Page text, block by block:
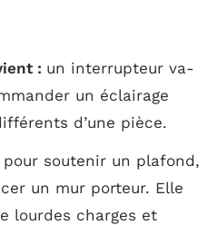
: un interrupteur va-
un éclairage
d’une pièce.
soutenir un plafond,
un mur porteur. Elle
lourdes charges et